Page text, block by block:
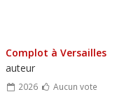
Complot à Versailles
auteur
2026 Aucun vote